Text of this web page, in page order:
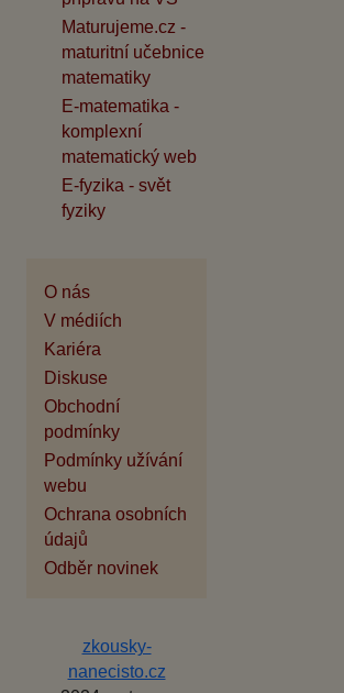
Maturujeme.cz -
maturitní učebnice
matematiky
E-matematika -
komplexní
matematický web
E-fyzika - svět
fyziky
O nás
V médiích
Kariéra
Diskuse
Obchodní
podmínky
Podmínky užívání
webu
Ochrana osobních
údajů
Odběr novinek
zkousky-
nanecisto.cz